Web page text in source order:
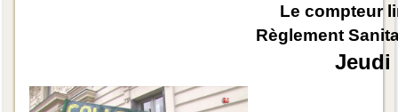
Le compteur
Règlement
Jeudi